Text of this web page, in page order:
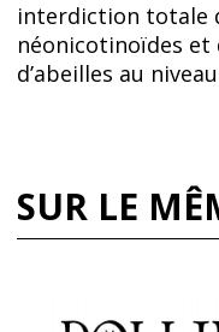
interdiction totale
néonicotinoïdes
d’abeilles au
SUR LE